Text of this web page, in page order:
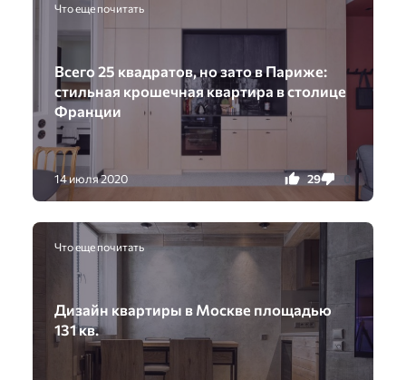
Что еще почитать
Всего 25 квадратов, но зато в Париже:
стильная крошечная квартира в столице
Франции
14 июля 2020 29 0
Что еще почитать
Дизайн квартиры в Москве площадью
131 кв.